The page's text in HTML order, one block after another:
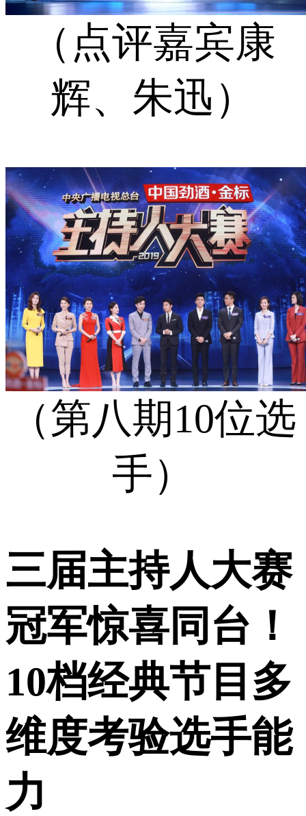
（点评嘉宾康
辉、朱迅）
（第八期10位选
手）
三届主持人大赛
冠军惊喜同台！
10档经典节目多
维度考验选手能
力